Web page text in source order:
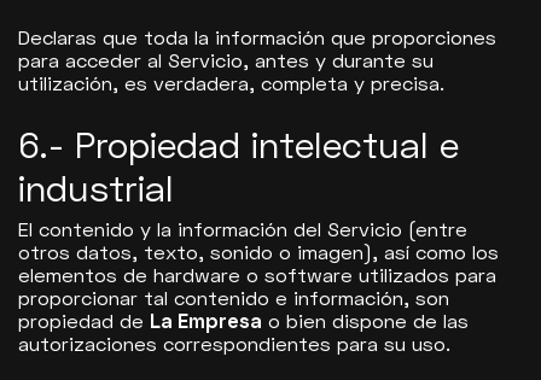
Declaras que toda la información que proporciones
para acceder al Servicio, antes y durante su
utilización, es verdadera, completa y precisa.
6.- Propiedad intelectual e
industrial
El contenido y la información del Servicio (entre
otros datos, texto, sonido o imagen), así como los
elementos de hardware o software utilizados para
proporcionar tal contenido e información, son
propiedad de La Empresa o bien dispone de las
autorizaciones correspondientes para su uso.